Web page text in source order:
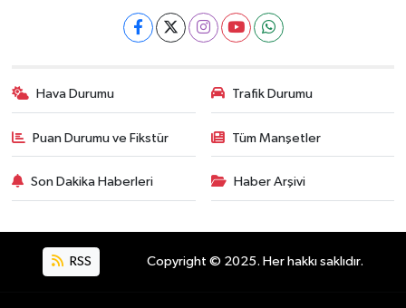
Hava Durumu Trafik Durumu
Puan Durumu ve Fikstür Tüm Manşetler
Son Dakika Haberleri Haber Arşivi
RSS Copyright © 2025. Her hakkı saklıdır.